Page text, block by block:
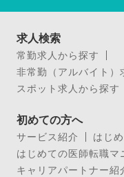
求人検索
常勤求人から探す
非常勤（アルバイト）
スポット求人から探す
初めての方へ
サービス紹介
はじ
はじめての医師転職マ
キャリアパートナー紹